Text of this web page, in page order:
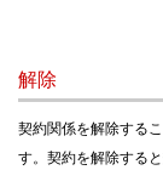
解除
契約関係を解除する
す。契約を解除する